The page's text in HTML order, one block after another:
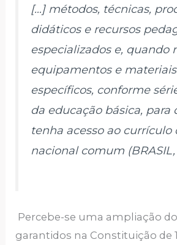
[…] métodos, técnicas,
didáticos e recursos
especializados e, quando
equipamentos e
específicos, conforme
da educação básica, para
tenha acesso ao currículo
nacional comum (BRASIL,
Percebe-se uma ampliação
garantidos na Constituição de